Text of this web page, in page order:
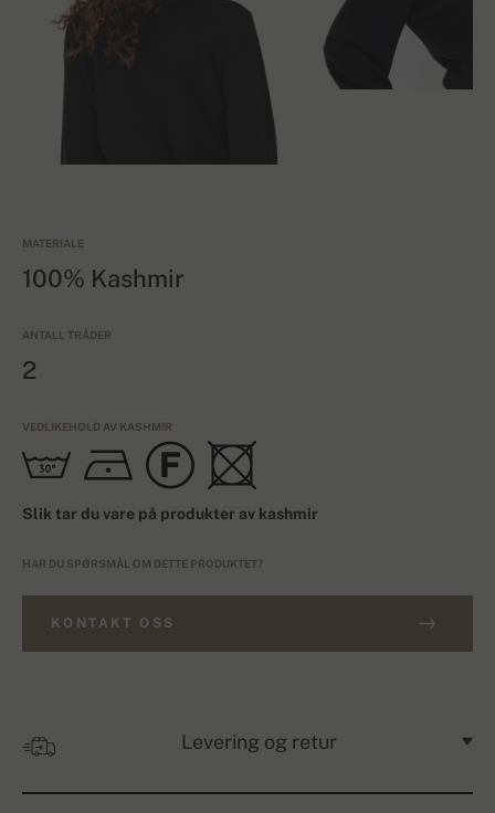
MATERIALE
100% Kashmir
ANTALL TRÅDER
2
VEDLIKEHOLD AV KASHMIR
Slik tar du vare på produkter av kashmir
HAR DU SPØRSMÅL OM DETTE PRODUKTET?
KONTAKT OSS
Levering og retur